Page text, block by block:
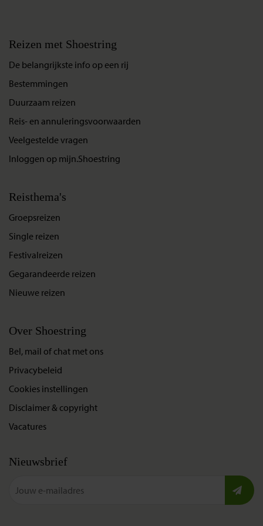
Reizen met Shoestring
De belangrijkste info op een rij
Bestemmingen
Duurzaam reizen
Reis- en annuleringsvoorwaarden
Veelgestelde vragen
Inloggen op mijn.Shoestring
Reisthema's
Groepsreizen
Single reizen
Festivalreizen
Gegarandeerde reizen
Nieuwe reizen
Over Shoestring
Bel, mail of chat met ons
Privacybeleid
Cookies instellingen
Disclaimer & copyright
Vacatures
Nieuwsbrief